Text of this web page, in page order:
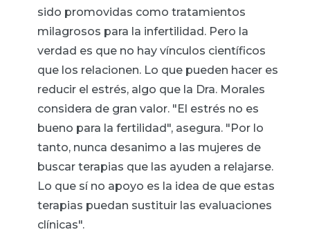
sido promovidas como tratamientos
milagrosos para la infertilidad. Pero la
verdad es que no hay vínculos científicos
que los relacionen. Lo que pueden hacer es
reducir el estrés, algo que la Dra. Morales
considera de gran valor. "El estrés no es
bueno para la fertilidad", asegura. "Por lo
tanto, nunca desanimo a las mujeres de
buscar terapias que las ayuden a relajarse.
Lo que sí no apoyo es la idea de que estas
terapias puedan sustituir las evaluaciones
clínicas".